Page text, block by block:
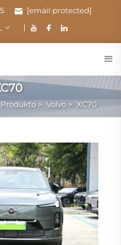
[email protected]
> Volvo > XC70